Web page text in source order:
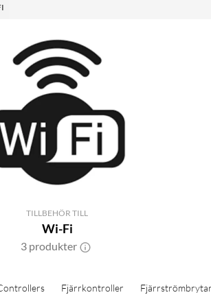
TILLBEHÖR TILL
Wi-Fi
3 produkter
Fjärrkontroller